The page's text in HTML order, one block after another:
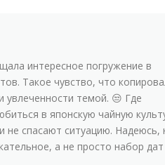
интересное погружение в
Такое чувство, что
увлеченности темой. 😒 Где
в японскую чайную
спасают ситуацию. Надеюсь,
а не просто набор дат